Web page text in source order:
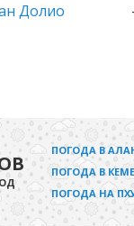
Долио
ПОГОДА В
ПОГОДА В
ПОГОДА НА